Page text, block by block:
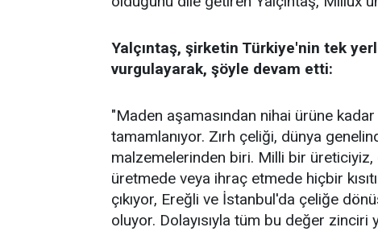
Yalçıntaş, şirketin Türkiye'nin tek
vurgulayarak, şöyle devam etti:
"Maden aşamasından nihai ürüne
tamamlanıyor. Zırh çeliği, dünya
malzemelerinden biri. Milli bir üreticiyiz,
üretmede veya ihraç etmede hiçbir
çıkıyor, Ereğli ve İstanbul'da çeliğe
oluyor. Dolayısıyla tüm bu değer zinciri